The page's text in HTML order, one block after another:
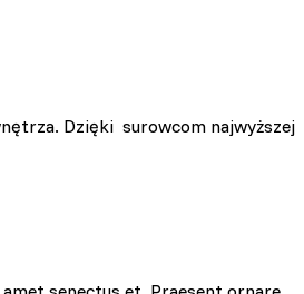
Dzięki surowcom najwyższej